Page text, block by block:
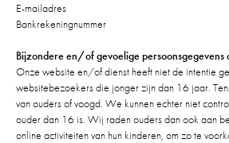
E-mailadres
Bankrekeningnummer
Bijzondere en/of gevoelige persoonsgegevens
Onze website en/of dienst heeft niet de intentie
websitebezoekers die jonger zijn dan 16 jaar.
van ouders of voogd. We kunnen echter niet
ouder dan 16 is. Wij raden ouders dan ook aan
online activiteiten van hun kinderen, om zo te